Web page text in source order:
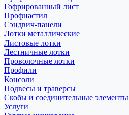
Гофрированный лист
Профнастил
Сэндвич-панели
Лотки металлические
Листовые лотки
Лестничные лотки
Проволочные лотки
Профили
Консоли
Подвесы и траверсы
Скобы и соединительные элементы
Услуги